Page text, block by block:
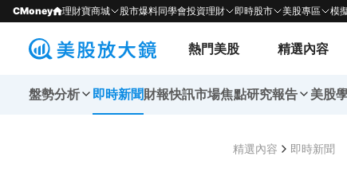
CMoney 理財寶商城 股市爆料同學會投資理財 即時股市 美股專區 模
熱門美股 精選內容
盤勢分析 即時新聞財報快訊市場焦點研究報告 美股
精選內容 即時新聞